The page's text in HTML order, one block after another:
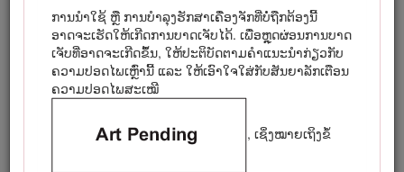
ການນຳໃຊ້ ຫຼື ການບຳລຸງຮັກສາເຄື່ອງຈັກທີ່ບໍ່ຖືກຕ້ອງນີ້
ອາດຈະເຮັດໃຫ້ເກີດການບາດເຈັບໄດ້. ເພື່ອຫຼຸດຜ່ອນການບາດ
ເຈັບທີ່​ອາດ​ຈະ​ເກີດ​ຂຶ້ນ, ໃຫ້ປະຕິບັດຕາມຄຳແນະນຳກ່ຽວກັບ
ຄວາມປອດໄພເຫຼົ່ານີ້ ແລະ ໃຫ້ເອົາໃຈໃສ່ກັບສັນຍາລັກເຕືອນ
ຄວາມປອດໄພສະເໝີ
, ເຊິ່ງໝາຍເຖິງຂໍ້
ລຸ້ນ ແລະ ບ່ອນຢູ່​ຂອງເລກລຳດັບ